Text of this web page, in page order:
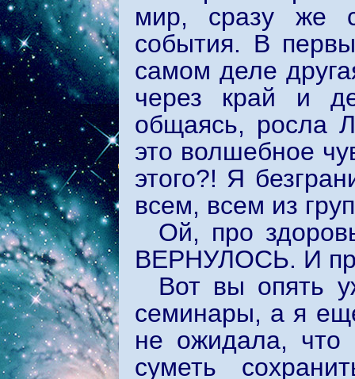
мир, сразу же
события. В
самом деле
через край и
общаясь, росла
это волшебное
этого?! Я
всем, всем из
Ой, про
ВЕРНУЛОСЬ. И
Вот вы опять
семинары, а я
не ожидала, что
суметь